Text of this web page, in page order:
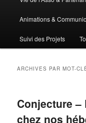
Animations &
Suivi des Projets
ARCHIVES PAR MOT-
Conjecture –
chez nos